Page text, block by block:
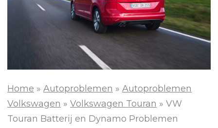
Home » Autoproblemen » Autoproblemen
Volkswagen » Volkswagen Touran » VW
Touran Batterij en Dynamo Problemen